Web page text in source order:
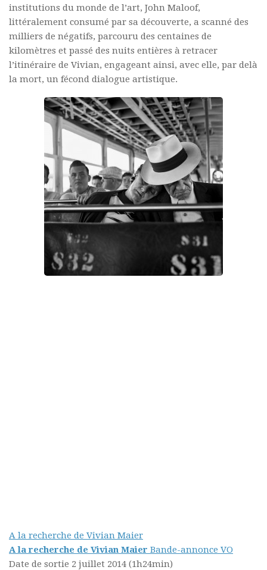
institutions du monde de l’art, John Maloof,
littéralement consumé par sa découverte, a scanné des
milliers de négatifs, parcouru des centaines de
kilomètres et passé des nuits entières à retracer
l’itinéraire de Vivian, engageant ainsi, avec elle, par delà
la mort, un fécond dialogue artistique.
A la recherche de Vivian Maier
A la recherche de Vivian Maier Bande-annonce VO
Date de sortie 2 juillet 2014 (1h24min)